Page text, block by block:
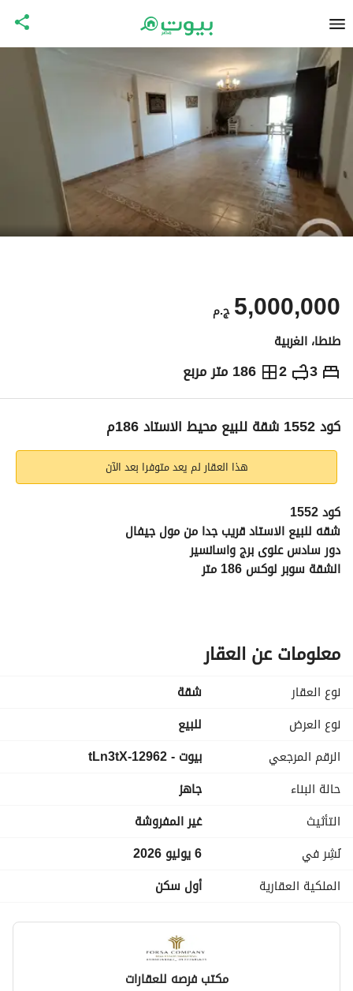
ج.م 5,000,000
طنطا، الغربية
3
2 186 متر مربع ج.م5,000,000
التفاصيل الاتجاهات والمؤشرات كود 1552 شقة للبيع محيط الاستاد 186م
هذا العقار لم يعد متوفرا بعد الآن
كود 1552
شقه للبيع الاستاد قريب جدا من مول جيفال
دور سادس علوى برج واسانسير
الشقة سوبر لوكس 186 متر
البنك الاهلى
https://maps. app. goo. gl/coNyAJh8KFsXYeWx9
شركة فرصة للتسويق العقاري
معلومات عن العقار
نوع العقار
شقة
نوع العرض
للبيع
الرقم المرجعي
بيوت - 12962-tLn3tX
حالة البناء
جاهز
التأثيث
غير المفروشة
نُشِر في
6 يوليو 2026
الملكية العقارية
أول سكن
مكتب فرصه للعقارات